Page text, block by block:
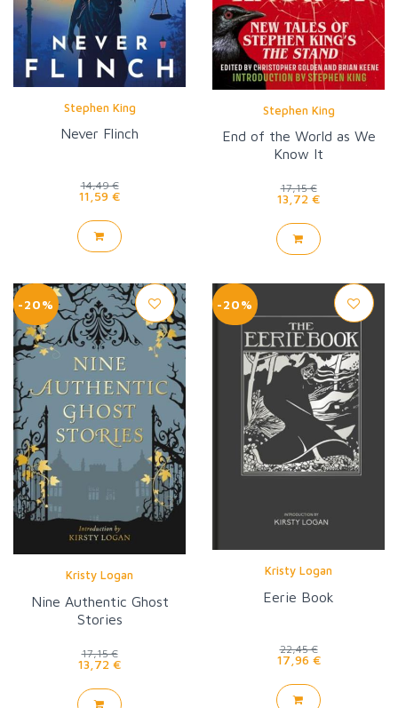
Stephen King
Never Flinch
14,49 €
11,59 €
Stephen King
End of the World as We
Know It
17,15 €
13,72 €
-20%
Kristy Logan
Nine Authentic Ghost
Stories
17,15 €
13,72 €
-20%
Kristy Logan
Eerie Book
22,45 €
17,96 €